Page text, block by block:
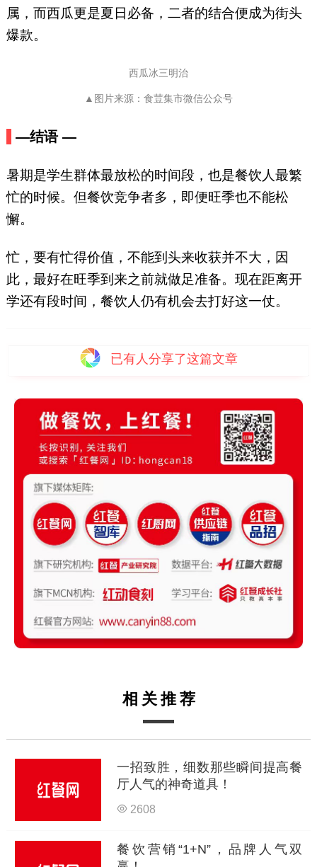
属，而西瓜更是夏日必备，二者的结合便成为街头
爆款。
西瓜冰三明治
▲图片来源：食荳集市微信公众号
—结语 —
暑期是学生群体最放松的时间段，也是餐饮人最繁
忙的时候。但餐饮竞争者多，即便旺季也不能松
懈。
忙，要有忙得价值，不能到头来收获并不大，因
此，最好在旺季到来之前就做足准备。现在距离开
学还有段时间，餐饮人仍有机会去打好这一仗。
已有 人分享了这篇文章
相关推荐
一招致胜，细数那些瞬间提高餐
厅人气的神奇道具！
2608
餐饮营销“1+N”，品牌人气双